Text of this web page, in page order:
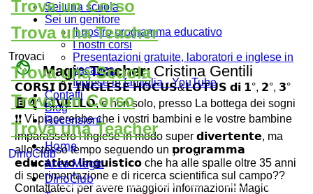
Sei una scuola
Sei un genitore
Il nostro programma educativo
I nostri corsi
Presentazioni gratuite, laboratori e inglese in
vacanza
Inglese in famiglia - YouTube
Contatti
Blog
Recensioni
Home
Area Magic
DinoClub
Trova un Corso
Trova una Teacher
Trovaci
Trova una Scuola
Trova un Corso
Trova una Teacher
DinoClub
face Magic Teacher: Cristina Gentili
𝗖𝗢𝗥𝗦𝗜 𝗗𝗜 𝗜𝗡𝗚𝗟𝗘𝗦𝗘 𝗛𝗢𝗖𝗨𝗦&𝗟𝗢𝗧𝗨𝗦 𝗱𝗶 𝟭°, 𝟮°, 𝟯°
🅴 𝟰° 𝗟𝗜𝗩𝗘𝗟𝗟𝗢, e non solo, presso La bottega dei sogni
❗❗ Vi piacerebbe che i vostri bambini e le vostre bambine
imparassero l'inglese in modo super 𝗱𝗶𝘃𝗲𝗿𝘁𝗲𝗻𝘁𝗲, ma
allo stesso tempo seguendo un 𝗽𝗿𝗼𝗴𝗿𝗮𝗺𝗺𝗮
𝗲𝗱𝘂𝗰𝗮𝘁𝗶𝘃𝗼 𝗹𝗶𝗻𝗴𝘂𝗶𝘀𝘁𝗶𝗰𝗼 che ha alle spalle oltre 35 anni
di sperimentazione e di ricerca scientifica sul campo??
Contattateci per avere maggiori informazioni! Magic